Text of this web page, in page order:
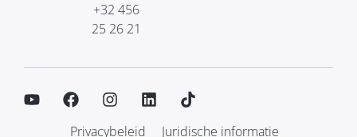
+32 456
25 26 21
Privacybeleid Juridische informatie